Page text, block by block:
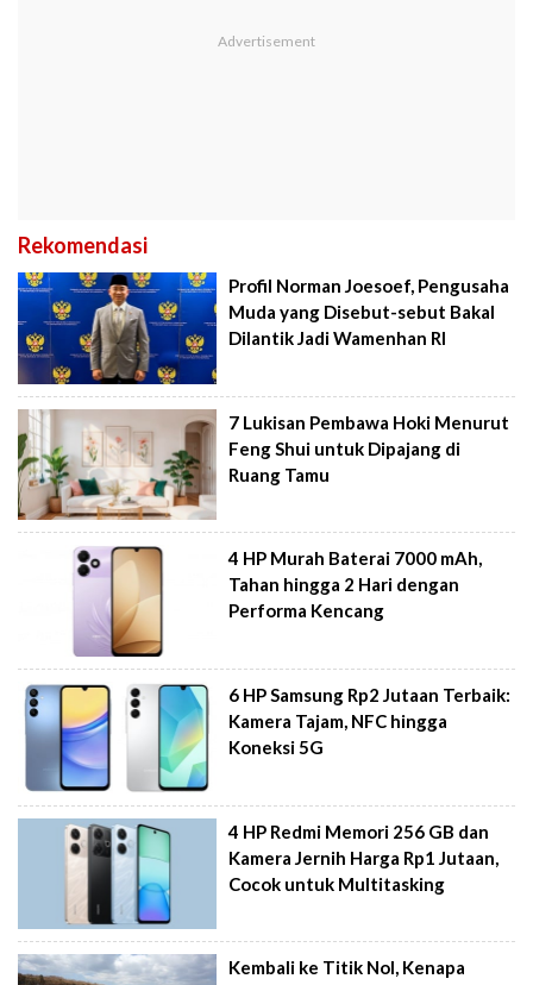
Rekomendasi
Profil Norman Joesoef, Pengusaha
Muda yang Disebut-sebut Bakal
Dilantik Jadi Wamenhan RI
7 Lukisan Pembawa Hoki Menurut
Feng Shui untuk Dipajang di
Ruang Tamu
4 HP Murah Baterai 7000 mAh,
Tahan hingga 2 Hari dengan
Performa Kencang
6 HP Samsung Rp2 Jutaan Terbaik:
Kamera Tajam, NFC hingga
Koneksi 5G
4 HP Redmi Memori 256 GB dan
Kamera Jernih Harga Rp1 Jutaan,
Cocok untuk Multitasking
Kembali ke Titik Nol, Kenapa